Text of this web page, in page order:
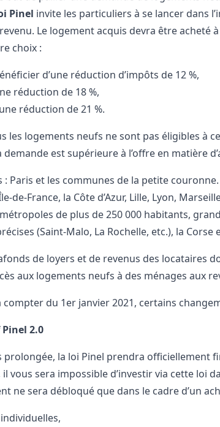
Pinel invite les particuliers à se lancer dans
Le logement acquis devra être acheté
choix :
d’une réduction d’impôts de 12 %,
réduction de 18 %,
réduction de 21 %.
les logements neufs ne sont pas éligibles à
est supérieure à l’offre en matière
: Paris et les communes de la petite couronne.
de-France, la Côte d’Azur, Lille, Lyon,
de plus de 250 000 habitants,
(Saint-Malo, La Rochelle, etc.), la Corse
de loyers et de revenus des locataires
aux logements neufs à des ménages aux
compter du 1er janvier 2021, certains
2.0
prolongée, la loi Pinel prendra officiellement
vous sera impossible d’investir via cette loi
ne sera débloqué que dans le cadre d’un